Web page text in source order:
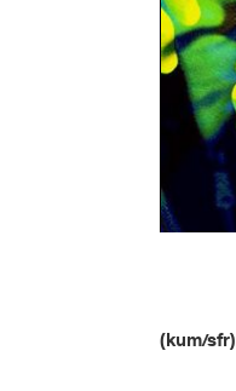
(kum/sfr)